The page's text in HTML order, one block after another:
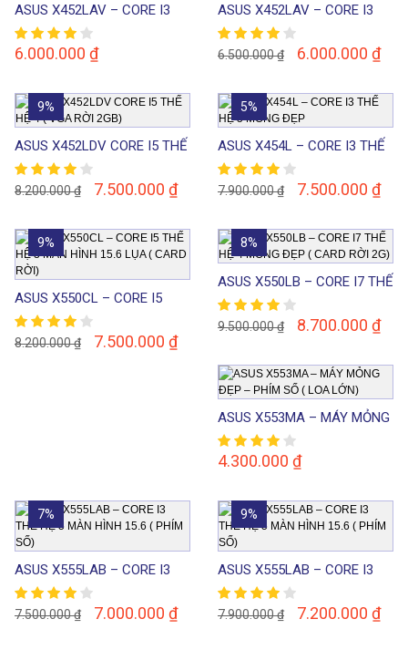
ASUS X452LAV – CORE I3
THẾ HỆ 4 ( MỎNG ĐẸP)
6.000.000 ₫
ASUS X452LAV – CORE I3
THẾ HỆ 4 ( MỎNG ĐẸP)
6.500.000₫ 6.000.000 ₫
ASUS X452LDV CORE I5 THẾ
HỆ 4 ( VGA RỜI 2GB)
8.200.000₫ 7.500.000 ₫
9%
ASUS X454L – CORE I3 THẾ
HỆ 5 MỎNG ĐẸP
7.900.000₫ 7.500.000 ₫
5%
ASUS X550CL – CORE I5
THẾ HỆ 3 MÀN HÌNH 15.6
LỤA ( CARD RỜI)
8.200.000₫ 7.500.000 ₫
9%
ASUS X550LB – CORE I7 THẾ
HỆ 4 MỎNG ĐẸP ( CARD RỜI
2G)
9.500.000₫ 8.700.000 ₫
8%
ASUS X553MA – MÁY MỎNG
ĐẸP – PHÍM SỐ ( LOA LỚN)
4.300.000 ₫
ASUS X555LAB – CORE I3
THẾ HỆ 5 MÀN HÌNH 15.6 (
PHÍM SỐ)
7.500.000₫ 7.000.000 ₫
7%
ASUS X555LAB – CORE I3
THẾ HỆ 5 MÀN HÌNH 15.6 (
PHÍM SỐ)
7.900.000₫ 7.200.000 ₫
9%